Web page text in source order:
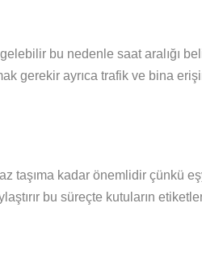
bu nedenle saat aralığı
gerekir ayrıca trafik ve bina
taşıma kadar önemlidir çünkü
bu süreçte kutuların